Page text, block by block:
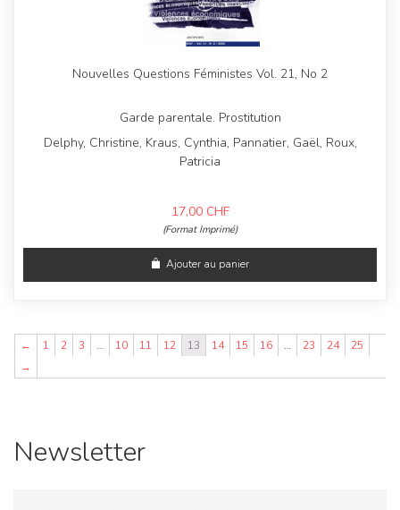
Nouvelles Questions Féministes Vol. 21, No 2
Garde parentale. Prostitution
Delphy, Christine, Kraus, Cynthia, Pannatier, Gaël, Roux,
Patricia
17,00 CHF
(Format Imprimé)
Ajouter au panier
← 1 2 3 … 10 11 12 13 14 15 16 … 23 24
25
→
Newsletter